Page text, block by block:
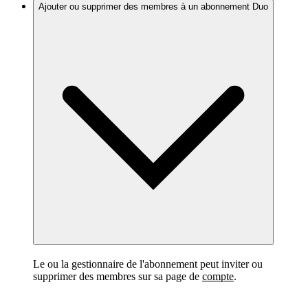
Ajouter ou supprimer des membres à un abonnement Duo
Le ou la gestionnaire de l'abonnement peut inviter ou
supprimer des membres sur sa page de compte.